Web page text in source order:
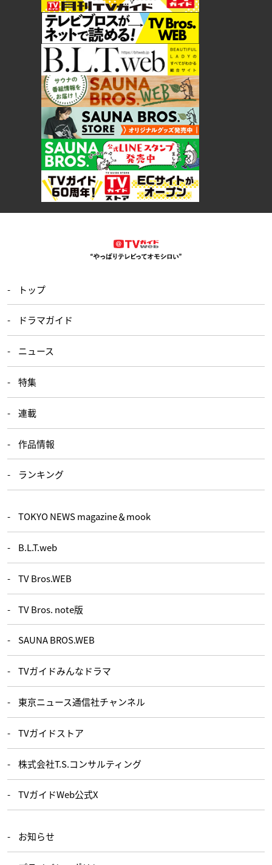
トップ
ドラマガイド
ニュース
特集
連載
作品情報
ランキング
TOKYO NEWS magazine＆mook
B.L.T.web
TV Bros.WEB
TV Bros. note版
SAUNA BROS.WEB
TVガイドみんなドラマ
東京ニュース通信社チャンネル
TVガイドストア
株式会社T.S.コンサルティング
TVガイドWeb公式X
お知らせ